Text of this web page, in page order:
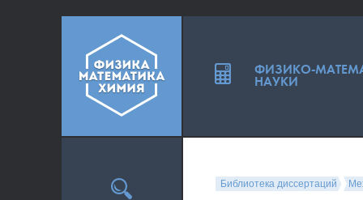
Библиотека диссертаций
ФИЗИКО-
НАУКИ